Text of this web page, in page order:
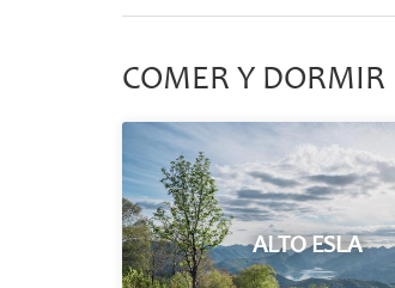
COMER Y DORMIR
ALTO ESLA